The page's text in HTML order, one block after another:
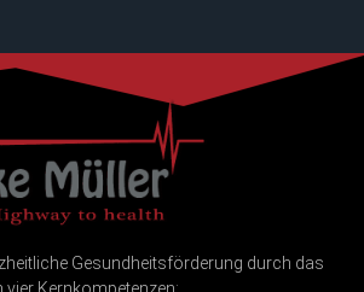
Gesundheitsförderung durch das